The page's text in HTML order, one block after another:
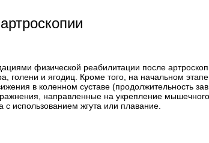
физической реабилитации после
голени и ягодиц. Кроме того, на начальном
в коленном суставе (продолжительность
направленные на укрепление мышечного
с использованием жгута или плавание.